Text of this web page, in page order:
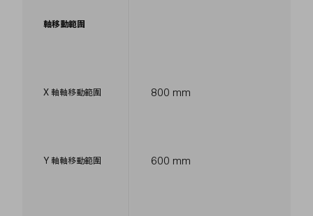
軸移動範圍
X 軸軸移動範圍
Y 軸軸移動範圍
800 mm
600 mm